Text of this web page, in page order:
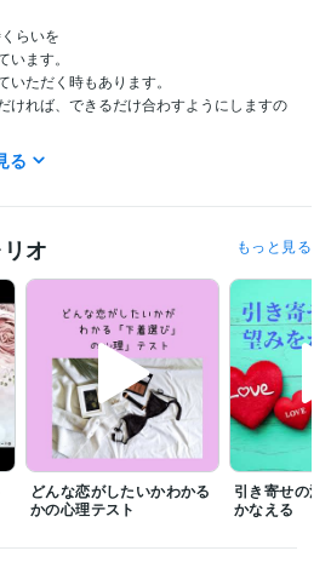
らいを
ます。
ただく時もあります。
ければ、できるだけ合わすようにしますの
クトメッセージで鑑定の希望をお知らせ
たいと思っていますので、
ね。
時とか〇時半にしか
購入してください。
なるべく早く聞いて欲しい。」
ますので、
慮なく
る
オ もっと見る
どんな恋がしたいかわかる
かの心理テスト
引き寄せの
かなえる